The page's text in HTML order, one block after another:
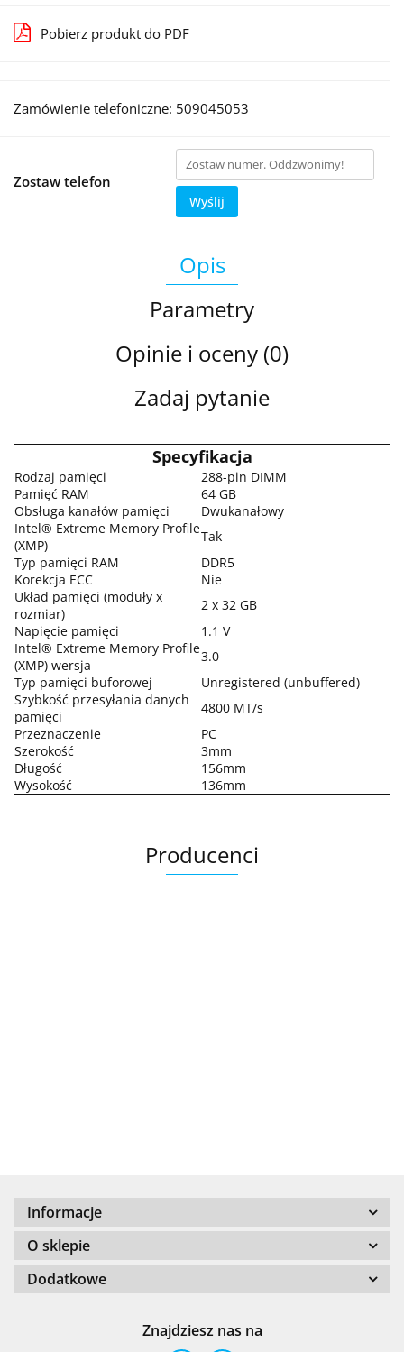
Pobierz produkt do PDF
Zamówienie telefoniczne: 509045053
Zostaw telefon
Wyślij
Opis
Parametry
Opinie i oceny (0)
Zadaj pytanie
Specyfikacja
Rodzaj pamięci
288-pin DIMM
Pamięć RAM
64 GB
Obsługa kanałów pamięci
Dwukanałowy
Intel® Extreme Memory Profile
(XMP)
Tak
Typ pamięci RAM
DDR5
Korekcja ECC
Nie
Układ pamięci (moduły x
rozmiar)
2 x 32 GB
Napięcie pamięci
1.1 V
Intel® Extreme Memory Profile
(XMP) wersja
3.0
Typ pamięci buforowej
Unregistered (unbuffered)
Szybkość przesyłania danych
pamięci
4800 MT/s
Przeznaczenie
PC
Szerokość
3mm
Długość
156mm
Wysokość
136mm
Producenci
Informacje
O sklepie
Dodatkowe
Znajdziesz nas na